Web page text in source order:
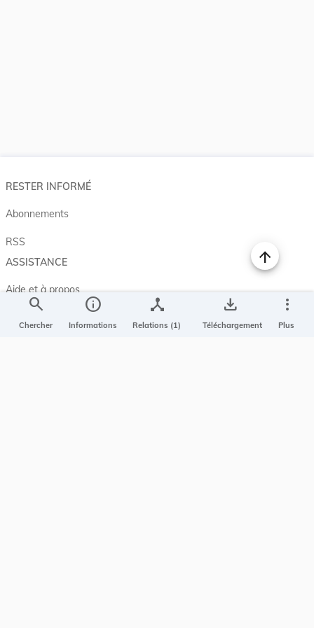
search
Chercher
info
Informations
device_hub
Relations (1)
save_alt
Téléchargement
more_vert
Plus
RESTER INFORMÉ
Abonnements
RSS
ASSISTANCE
Aide et à propos